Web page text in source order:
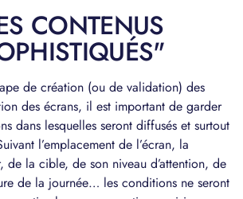
CONTENUS
de création (ou de validation) des
des écrans, il est important de garder
dans lesquelles seront diffusés et surtout
l’emplacement de l’écran, la
de la cible, de son niveau d’attention, de
de la journée… les conditions ne seront